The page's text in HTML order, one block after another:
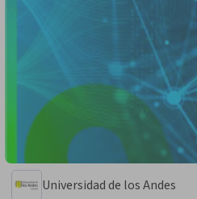
Universidad de los Andes